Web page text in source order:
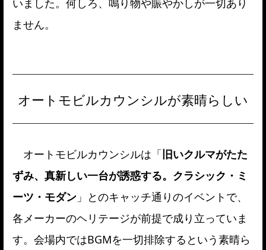
いました。何しろ、鳴り物や賑やかしが一切あり
ません。
オートモビルカウンシルが素晴らしい
オートモビルカウンシルは「旧いクルマがたた
ずみ、真新しい一台が誘惑する。クラシック・ミ
ーツ・モダン 」とのキャッチ通りのイベントで、
各メーカーのヘリテージが前提で成り立っていま
す。会場内ではBGMを一切排除するという素晴ら